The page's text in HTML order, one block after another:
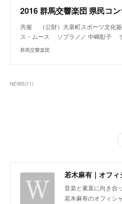
共催 （公財）大泉町スポーツ文化
ス・ムース ソプラノ／ 中嶋彰子
群馬交響楽団
NEWS(71)
若木麻有｜オフィ
音楽と素直に向き合
若木麻有のオフィシ